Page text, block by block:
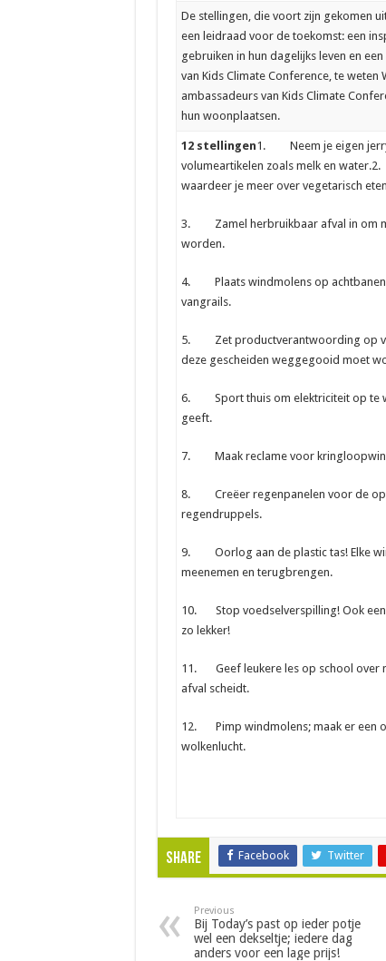
De stellingen, die voort zijn gekomen
een leidraad voor de toekomst: een
gebruiken in hun dagelijks leven en
van Kids Climate Conference, te weten
ambassadeurs van Kids Climate
hun woonplaatsen.
12 stellingen1. Neem je eigen
volumeartikelen zoals melk en
waardeer je meer over vegetarisch
3. Zamel herbruikbaar afval in om
worden.
4. Plaats windmolens op achtbanen
vangrails.
5. Zet productverantwoording op
deze gescheiden weggegooid moet
6. Sport thuis om elektriciteit op te
geeft.
7. Maak reclame voor
8. Creëer regenpanelen voor de
regendruppels.
9. Oorlog aan de plastic tas! Elke
meenemen en terugbrengen.
10. Stop voedselverspilling! Ook een
zo lekker!
11. Geef leukere les op school over
afval scheidt.
12. Pimp windmolens; maak er een
wolkenlucht.
Share Facebook Twitter
Previous
Bij Today’s past op ieder potje
wel een dekseltje; iedere dag
anders voor een lage prijs!